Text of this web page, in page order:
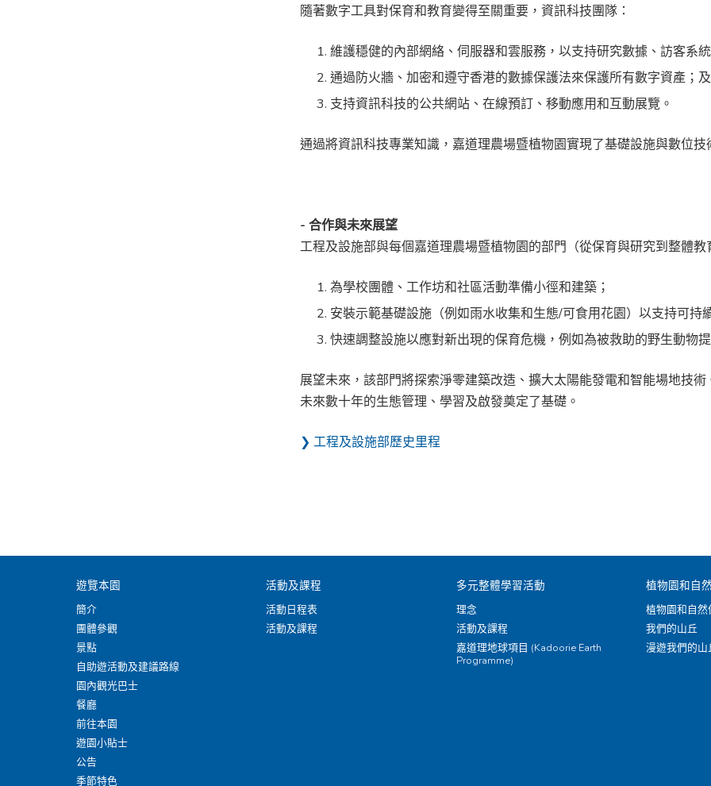
隨著數字工具對保育和教育變得至關重要，資訊科技團隊：
維護穩健的內部網絡、伺服器和雲服務，以支持研究數據、訪客系
通過防火牆、加密和遵守香港的數據保護法來保護所有數字資產；及
支持資訊科技的公共網站、在線預訂、移動應用和互動展覽。
通過將資訊科技專業知識，嘉道理農場暨植物園實現了基礎設施與數位技
- 合作與未來展望
工程及設施部與每個嘉道理農場暨植物園的部門（從保育與研究到整體教
為學校團體、工作坊和社區活動準備小徑和建築；
安裝示範基礎設施（例如雨水收集和生態/可食用花園）以支持可持
快速調整設施以應對新出現的保育危機，例如為被救助的野生動物
展望未來，該部門將探索淨零建築改造、擴大太陽能發電和智能場地技
未來數十年的生態管理、學習及啟發奠定了基礎。
❯ 工程及設施部歷史里程
遊覽本園
簡介
團體參觀
景點
自助遊活動及建議路線
園內觀光巴士
餐廳
前往本園
遊園小貼士
公告
季節特色
活動及課程
活動日程表
活動及課程
多元整體學習活動
理念
活動及課程
嘉道理地球項目 (Kadoorie Earth
Programme)
植物園和自
植物園和自然
我們的山丘
漫遊我們的山